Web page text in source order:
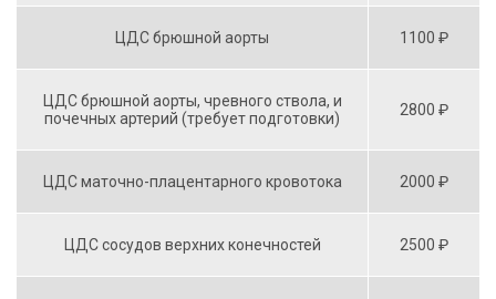
ЦДС брюшной аорты 1100 ₽
ЦДС брюшной аорты, чревного ствола, и
почечных артерий (требует подготовки)
2800 ₽
ЦДС маточно-плацентарного кровотока 2000 ₽
ЦДС сосудов верхних конечностей 2500 ₽